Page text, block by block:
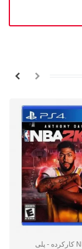
بازی NBA 2K20 کارکرده - پلی